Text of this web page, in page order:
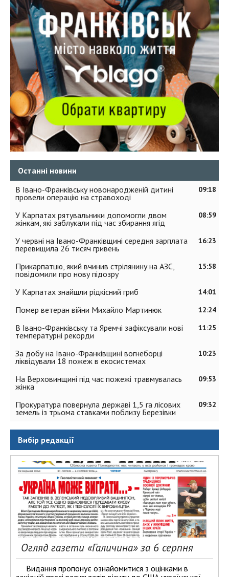
Останні новини
09:18
В Івано-Франківську новонародженій дитині
провели операцію на стравоході
08:59
У Карпатах рятувальники допомогли двом
жінкам, які заблукали під час збирання ягід
16:23
У червні на Івано-Франківщині середня зарплата
перевищила 26 тисяч гривень
15:58
Прикарпатцю, який вчинив стрілянину на АЗС,
повідомили про нову підозру
14:01
У Карпатах знайшли рідкісний гриб
12:24
Помер ветеран війни Михайло Мартинюк
11:25
В Івано-Франківську та Яремчі зафіксували нові
температурні рекорди
10:23
За добу на Івано-Франківщині вогнеборці
ліквідували 18 пожеж в екосистемах
09:53
На Верховинщині під час пожежі травмувалась
жінка
09:32
Прокуратура повернула державі 1,5 га лісових
земель із трьома ставками поблизу Березівки
Вибір редакції
Огляд газети «Галичина» за 6 серпня
Видання пропонує ознайомитися з оцінками в